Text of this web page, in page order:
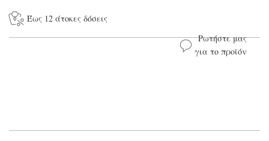
Έως 12 άτοκες δόσεις
Ρωτήστε μας
για το προϊόν